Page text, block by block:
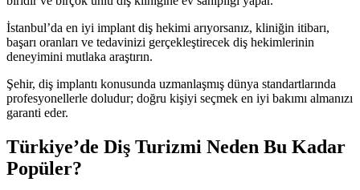
İstanbul’da en iyi implant diş hekimi arıyorsanız, kliniğin itibarı,
başarı oranları ve tedavinizi gerçekleştirecek diş hekimlerinin
deneyimini mutlaka araştırın.
Şehir, diş implantı konusunda uzmanlaşmış dünya standartlarında
profesyonellerle doludur; doğru kişiyi seçmek en iyi bakımı almanızı
garanti eder.
Türkiye’de Diş Turizmi Neden Bu Kadar
Popüler?